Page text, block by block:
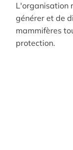
L'organisation
générer et de
mammifères
protection.